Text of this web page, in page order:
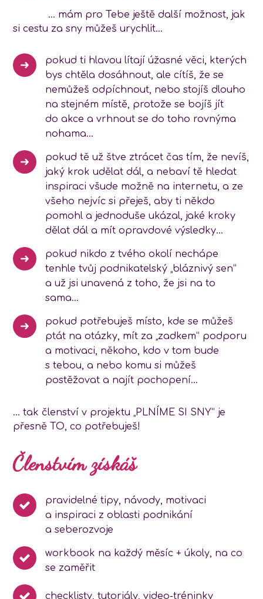
... mám pro Tebe ještě další možnost, jak
si cestu za sny můžeš urychlit...
pokud ti hlavou lítají úžasné věci, kterých
bys chtěla dosáhnout, ale cítíš, že se
nemůžeš odpíchnout, nebo stojíš dlouho
na stejném místě, protože se bojíš jít
do akce a vrhnout se do toho rovnýma
nohama…
pokud tě už štve ztrácet čas tím, že nevíš,
jaký krok udělat dál, a nebaví tě hledat
inspiraci všude možně na internetu, a ze
všeho nejvíc si přeješ, aby ti někdo
pomohl a jednoduše ukázal, jaké kroky
dělat dál a mít opravdové výsledky…
pokud nikdo z tvého okolí nechápe
tenhle tvůj podnikatelský „bláznivý sen“
a už jsi unavená z toho, že jsi na to
sama…
pokud potřebuješ místo, kde se můžeš
ptát na otázky, mít za „zadkem“ podporu
a motivaci, někoho, kdo v tom bude
s tebou, a nebo komu si můžeš
postěžovat a najít pochopení…
… tak členství v projektu „PLNÍME SI SNY“ je
přesně TO, co potřebuješ!
Členstvím získáš
pravidelné tipy, návody, motivaci
a inspiraci z oblasti podnikání
a seberozvoje
workbook na každý měsíc + úkoly, na co
se zaměřit
checklisty, tutoriály, video-tréninky